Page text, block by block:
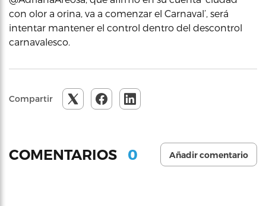
con olor a orina, va a comenzar el Carnaval’, será
intentar mantener el control dentro del descontrol
carnavalesco.
Compartir
COMENTARIOS 0 Añadir comentario